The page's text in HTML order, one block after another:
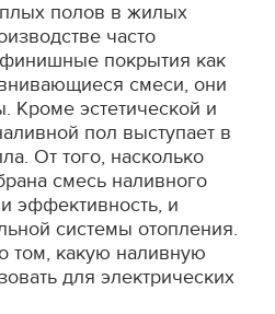
полов в жилых
часто
покрытия как
смеси, они
эстетической и
пол выступает в
От того, насколько
смесь наливного
эффективность, и
системы отопления.
том, какую наливную
для электрических